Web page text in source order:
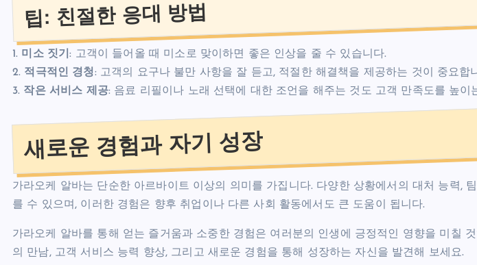
팁: 친절한 응대 방법
1. 미소 짓기: 고객이 들어올 때 미소로 맞이하면 좋은 인상을 줄 수 있습니다.
2. 적극적인 경청: 고객의 요구나 불만 사항을 잘 듣고, 적절한 해결책을 제공하는 것이 중요합
3. 작은 서비스 제공: 음료 리필이나 노래 선택에 대한 조언을 해주는 것도 고객 만족도를 높이
새로운 경험과 자기 성장
가라오케 알바는 단순한 아르바이트 이상의 의미를 가집니다. 다양한 상황에서의 대처 능력,
를 수 있으며, 이러한 경험은 향후 취업이나 다른 사회 활동에서도 큰 도움이 됩니다.
가라오케 알바를 통해 얻는 즐거움과 소중한 경험은 여러분의 인생에 긍정적인 영향을 미칠
의 만남, 고객 서비스 능력 향상, 그리고 새로운 경험을 통해 성장하는 자신을 발견해 보세요.